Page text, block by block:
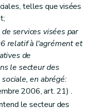
telles que visées
services visées par
relatif à l'agrément et
de
le secteur des
en abrégé:
2006, art. 21) .
le secteur des